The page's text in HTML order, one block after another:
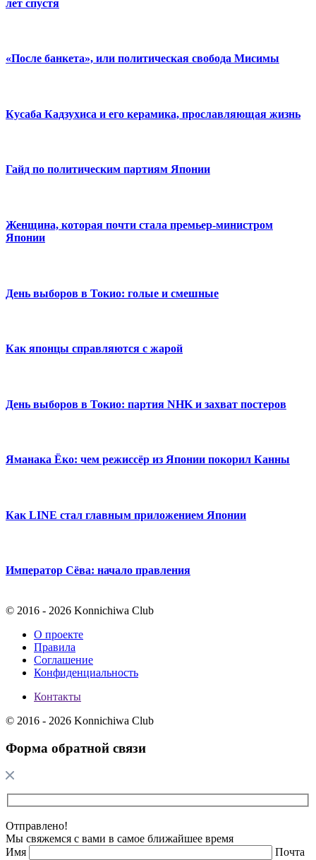
лет спустя
«После банкета», или политическая свобода Мисимы
Кусаба Кадзухиса и его керамика, прославляющая жизнь
Гайд по политическим партиям Японии
Женщина, которая почти стала премьер-министром
Японии
День выборов в Токио: голые и смешные
Как японцы справляются с жарой
День выборов в Токио: партия NHK и захват постеров
Яманака Ёко: чем режиссёр из Японии покорил Канны
Как LINE стал главным приложением Японии
Император Сёва: начало правления
© 2016 - 2026 Konnichiwa Club
О проекте
Правила
Соглашение
Конфиденциальность
Контакты
© 2016 - 2026 Konnichiwa Club
Форма обратной связи
Отправлено!
Мы свяжемся с вами в самое ближайшее время
Имя
Почта